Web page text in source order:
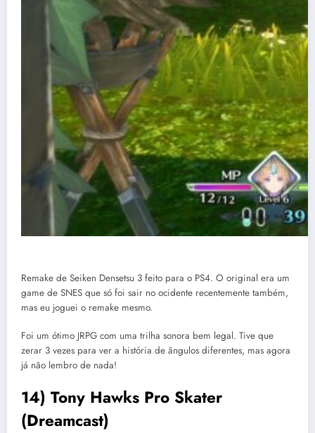
Remake de Seiken Densetsu 3 feito para o PS4. O original era um
game de SNES que só foi sair no ocidente recentemente também,
mas eu joguei o remake mesmo.
Foi um ótimo JRPG com uma trilha sonora bem legal. Tive que
zerar 3 vezes para ver a história de ângulos diferentes, mas agora
já não lembro de nada!
14) Tony Hawks Pro Skater
(Dreamcast)